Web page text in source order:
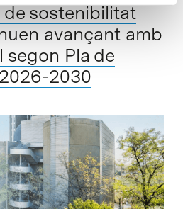
sostenibilitat
avançant amb
segon Pla de
2030